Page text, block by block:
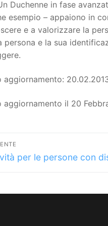
Duchenne in fase
esempio – appaiono in
e a valorizzare la
persona e la sua
aggiornamento:
aggiornamento il 20
per le persone con